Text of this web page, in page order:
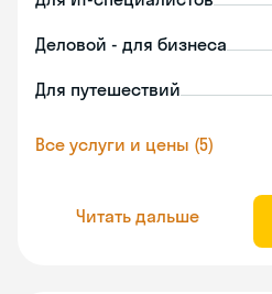
Деловой - для бизнеса
Для путешествий
Все услуги и цены (5)
Читать дальше